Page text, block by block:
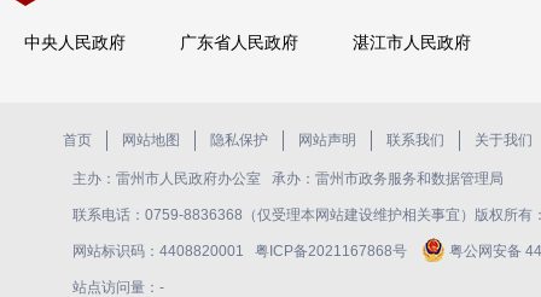
中央人民政府 广东省人民政府 湛江市人民政府
首页 网站地图 隐私保护 网站声明 联系我们 关于我们
主办：雷州市人民政府办公室 承办：雷州市政务服务和数据管理局
联系电话：0759-8836368（仅受理本网站建设维护相关事宜）版权所有
网站标识码：4408820001 粤ICP备2021167868号 粤公网安备
站点访问量： -